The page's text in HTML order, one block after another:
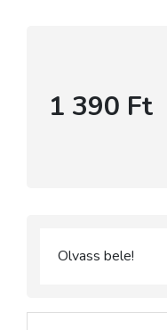
1 390 Ft
Olvass bele!